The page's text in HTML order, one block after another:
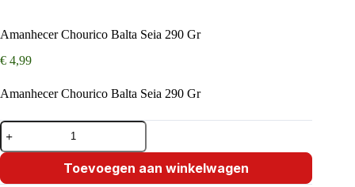
Amanhecer Chourico Balta Seia 290 Gr
€ 4,99
Amanhecer Chourico Balta Seia 290 Gr
Amanhecer
Chourico
Balta
290
Toevoegen aan winkelwagen